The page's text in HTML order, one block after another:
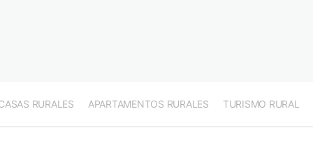
RURALES APARTAMENTOS RURALES TURISMO RURAL